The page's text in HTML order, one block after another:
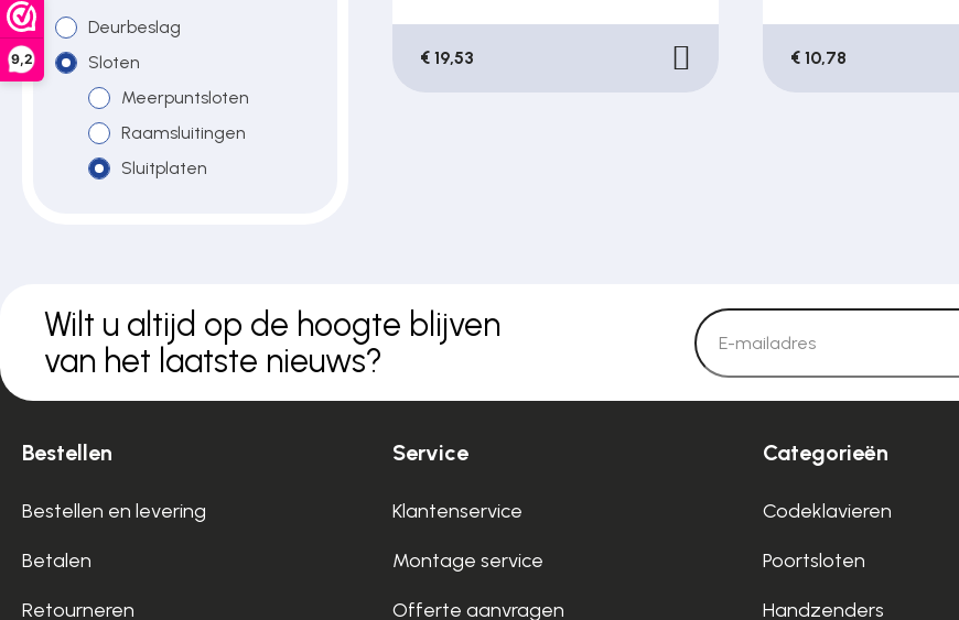
9,2Voedingen
Over ons
Deurbeslag
Sloten
Meerpuntsloten
Raamsluitingen
Sluitplaten
€ 19,53 € 10,78
Wilt u altijd op de hoogte blijven
van het laatste nieuws?
Bestellen
Bestellen en levering
Betalen
Retourneren
Service
Klantenservice
Montage service
Offerte aanvragen
Categorieën
Codeklavieren
Poortsloten
Handzenders